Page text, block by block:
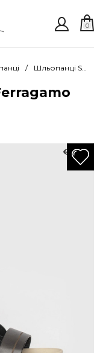
0
Шльопанці Salvatore Ferragamo SFO 029015 001 LAO SILVE
620